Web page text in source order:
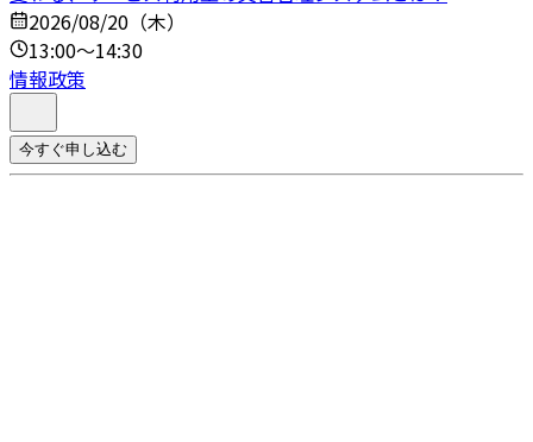
2026/08/20（木）
13:00～14:30
情報政策
今すぐ申し込む